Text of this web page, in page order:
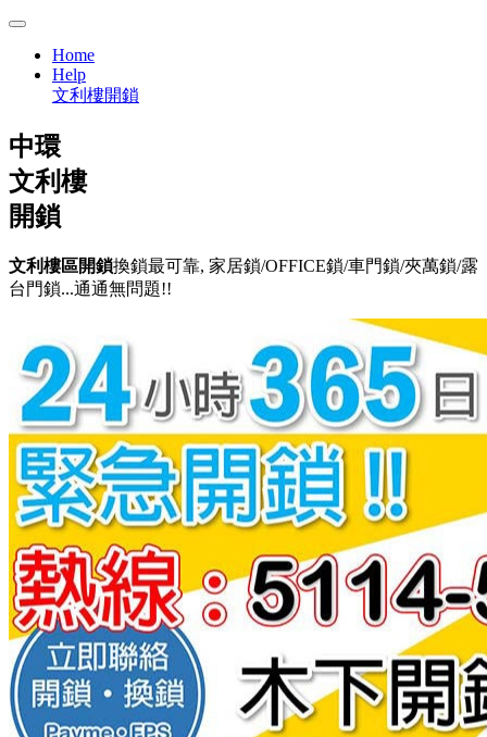
Home
Help
文利樓開鎖
中環
文利樓
開鎖
文利樓區開鎖換鎖最可靠, 家居鎖/OFFICE鎖/車門鎖/夾萬鎖/露
台門鎖...通通無問題!!